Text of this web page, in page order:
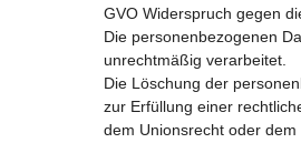
GVO Widerspruch gegen
Die personenbezogenen
unrechtmäßig verarbeitet.
Die Löschung der
zur Erfüllung einer
dem Unionsrecht oder dem